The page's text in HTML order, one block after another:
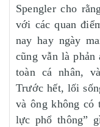
Spengler cho
với các quan
nay hay ngày
cũng vẫn là
toàn cá nhân,
Trước hết, lối
và ông không có
lực phổ thông”